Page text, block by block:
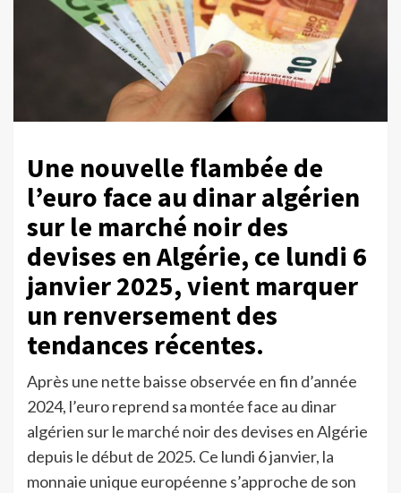
Une nouvelle flambée de
l’euro face au dinar algérien
sur le marché noir des
devises en Algérie, ce lundi 6
janvier 2025, vient marquer
un renversement des
tendances récentes.
Après une nette baisse observée en fin d’année
2024, l’euro reprend sa montée face au dinar
algérien sur le marché noir des devises en Algérie
depuis le début de 2025. Ce lundi 6 janvier, la
monnaie unique européenne s’approche de son